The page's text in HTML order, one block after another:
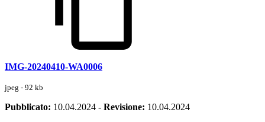
IMG-20240410-WA0006
jpeg - 92 kb
Pubblicato: 10.04.2024 - Revisione: 10.04.2024